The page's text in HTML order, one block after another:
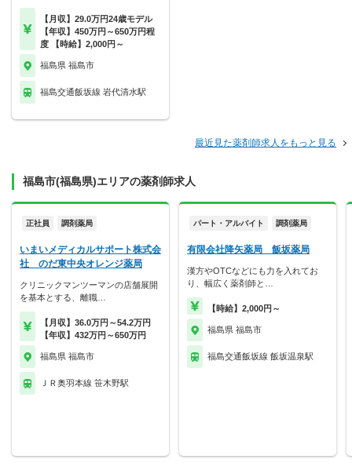
【月収】29.0万円24歳モデル
【年収】450万円～650万円程
度 【時給】2,000円～
福島県 福島市
福島交通飯坂線 岩代清水駅
最近見た薬剤師求人をもっと見る
福島市(福島県)エリアの薬剤師求人
正社員 調剤薬局
いまいメディカルサポート株式会
社 のだ東中央オレンジ薬局
クリニックマンツーマンの店舗展開
を基本とする、離職…
【月収】36.0万円～54.2万円
【年収】432万円～650万円
福島県 福島市
ＪＲ奥羽本線 笹木野駅
パート・アルバイト 調剤薬局
有限会社降矢薬局 飯坂薬局
漢方やOTCなどにも力を入れてお
り、幅広く薬剤師と…
【時給】2,000円～
福島県 福島市
福島交通飯坂線 飯坂温泉駅